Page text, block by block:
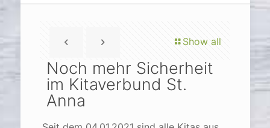
Show all
Noch mehr Sicherheit
im Kitaverbund St.
Anna